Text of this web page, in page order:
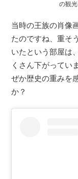
の観
当時の王族の肖像
たのですね、重そ
いたという部屋は
くさん下がってい
ぜか歴史の重みを
か？